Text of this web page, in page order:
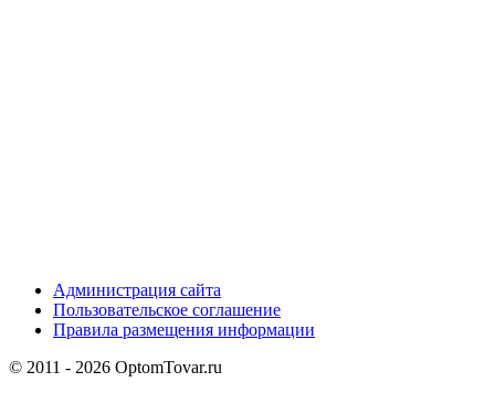
Администрация сайта
Пользовательское соглашение
Правила размещения информации
© 2011 - 2026 OptomTovar.ru